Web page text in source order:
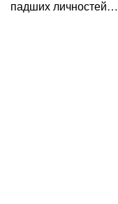
падших личностей…